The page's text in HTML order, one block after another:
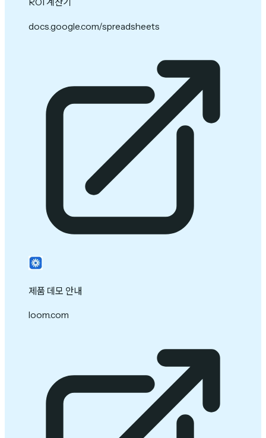
docs.google.com/spreadsheets
제품 데모 안내
loom.com